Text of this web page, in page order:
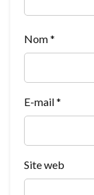
Nom*
E-mail*
Site web